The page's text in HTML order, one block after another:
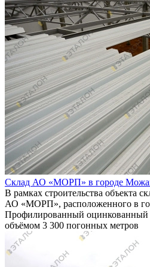
Склад АО «МОРП» в городе
В рамках строительства объекта
АО «МОРП», расположенного в
Профилированный
объёмом 3 300 погонных метров